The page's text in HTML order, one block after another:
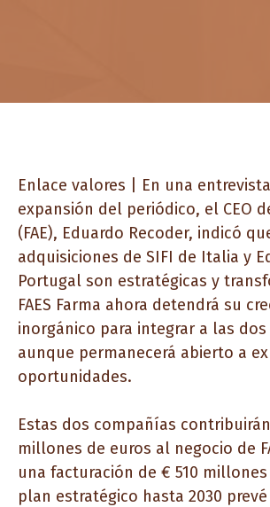
Enlace valores | En una
expansión del periódico, el CEO
(FAE), Eduardo Recoder, indicó
adquisiciones de SIFI de Italia y
Portugal son estratégicas y
FAES Farma ahora detendrá su
inorgánico para integrar a las
aunque permanecerá abierto a
oportunidades.
Estas dos compañías
millones de euros al negocio de
una facturación de € 510 millones
plan estratégico hasta 2030